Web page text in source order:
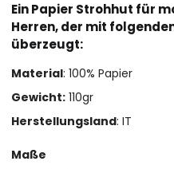
Ein Papier Strohhut für
Herren, der mit
überzeugt:
Material: 100% Papier
Gewicht: 110gr
Herstellungsland: IT
Maße